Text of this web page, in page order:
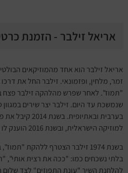
אריאל זילבר - הזמנת
אריאל זילבר הוא אחד מהמוזיקאים
זמר, מלחין, ופזמונאי. זילבר החל את
"תמוז". לאחר שפרש מהלהקה זילבר פצח
שנמשכת עד היום. זילבר יצר שירים במגוון
בערבית
למוזיקה הישראלית, ובשנת 2016 הוענק לו פרס אמ"י על מפעל חיים.
בשנת 1974 זילבר הצטרף ללהקת
בלתי נשכחים כמו: "ככה את רצית אותי",